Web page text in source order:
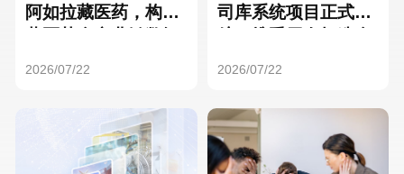
阿如拉藏医药，构建
2026/07/22
司库系统项目正式启
2026/07/22